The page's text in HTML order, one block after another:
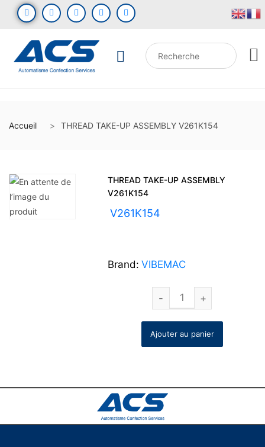
Accueil THREAD TAKE-UP ASSEMBLY V261K154
THREAD TAKE-UP ASSEMBLY
V261K154
UGS :V261K154
Brand: VIBEMAC
Ajouter au panier